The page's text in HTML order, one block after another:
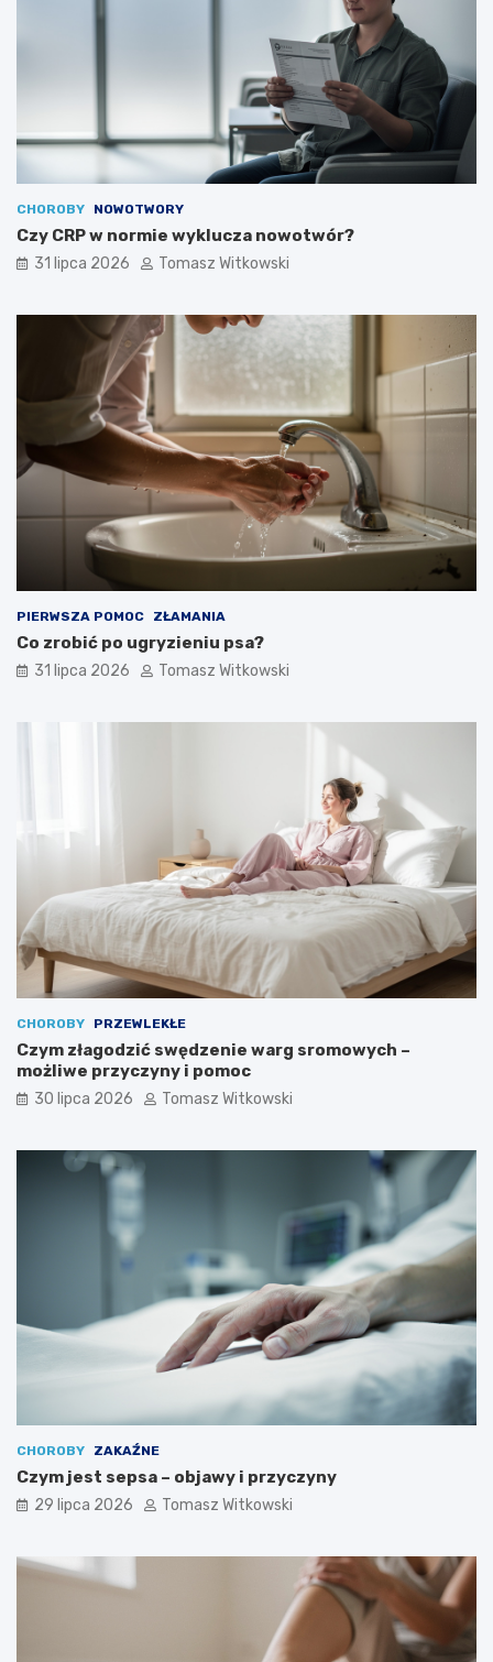
CHOROBY NOWOTWORY
Czy CRP w normie wyklucza nowotwór?
31 lipca 2026 Tomasz Witkowski
PIERWSZA POMOC ZŁAMANIA
Co zrobić po ugryzieniu psa?
31 lipca 2026 Tomasz Witkowski
CHOROBY PRZEWLEKŁE
Czym złagodzić swędzenie warg sromowych –
możliwe przyczyny i pomoc
30 lipca 2026 Tomasz Witkowski
CHOROBY ZAKAŹNE
Czym jest sepsa – objawy i przyczyny
29 lipca 2026 Tomasz Witkowski